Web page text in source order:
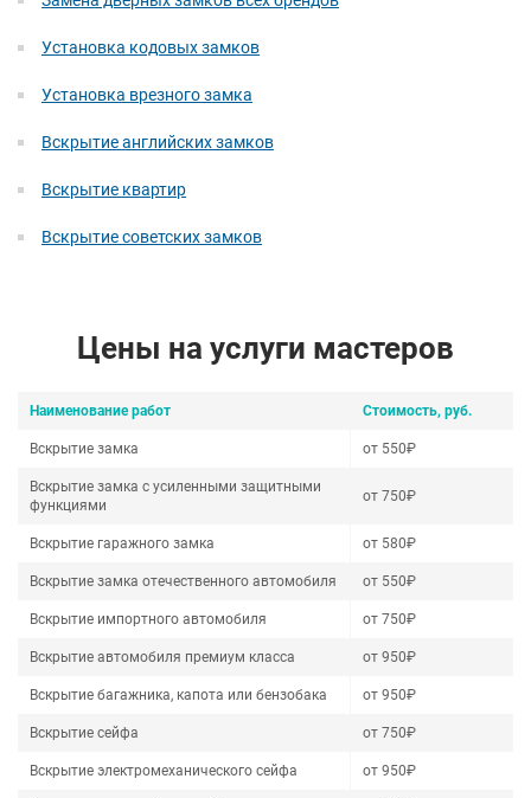
Установка кодовых замков
Установка врезного замка
Вскрытие английских замков
Вскрытие квартир
Вскрытие советских замков
Цены на услуги мастеров
Наименование работ Стоимость, руб.
Вскрытие замка от 550₽
Вскрытие замка с усиленными защитными
функциями
от 750₽
Вскрытие гаражного замка от 580₽
Вскрытие замка отечественного автомобиля от 550₽
Вскрытие импортного автомобиля от 750₽
Вскрытие автомобиля премиум класса от 950₽
Вскрытие багажника, капота или бензобака от 950₽
Вскрытие сейфа от 750₽
Вскрытие электромеханического сейфа от 950₽